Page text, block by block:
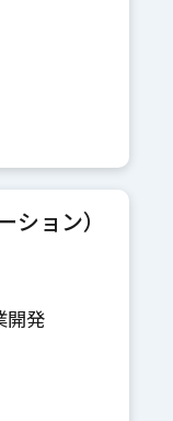
ョン）
開発